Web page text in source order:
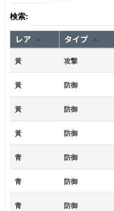
検索:
レア タイプ
黃 攻撃
黃 防御
黃 防御
黃 防御
青 防御
青 防御
青 防御